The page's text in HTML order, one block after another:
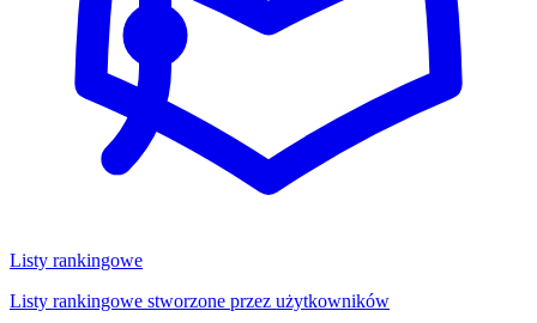
Listy rankingowe
Listy rankingowe stworzone przez użytkowników